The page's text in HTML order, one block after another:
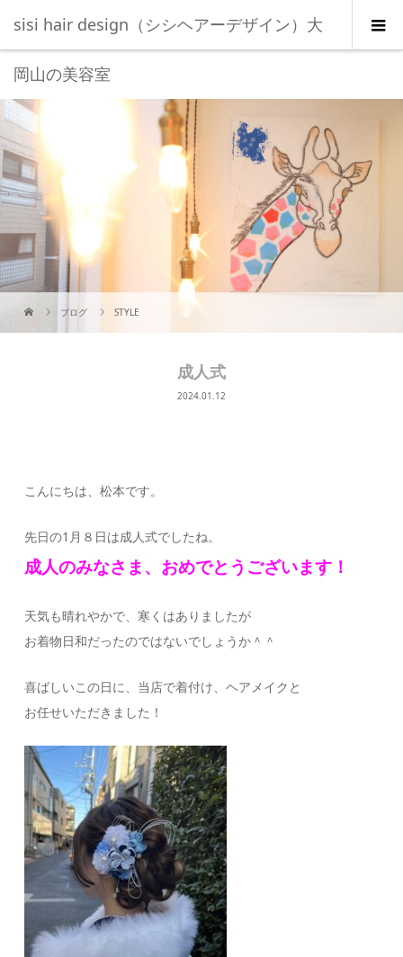
sisi hair design（シシヘアーデザイン）大
岡山の美容室
ブログ STYLE
成人式
2024.01.12
こんにちは、松本です。
先日の1月８日は成人式でしたね。
成人のみなさま、おめでとうございます！
天気も晴れやかで、寒くはありましたが
お着物日和だったのではないでしょうか＾＾
喜ばしいこの日に、当店で着付け、ヘアメイクと
お任せいただきました！